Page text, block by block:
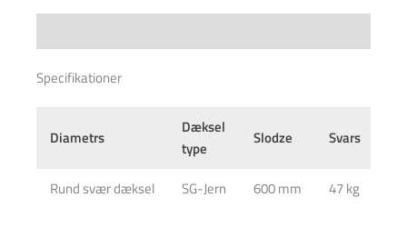
Specifikationer
Diametrs
Dæksel
type
Slodze Svars
Rund svær dæksel SG-Jern 600 mm 47 kg